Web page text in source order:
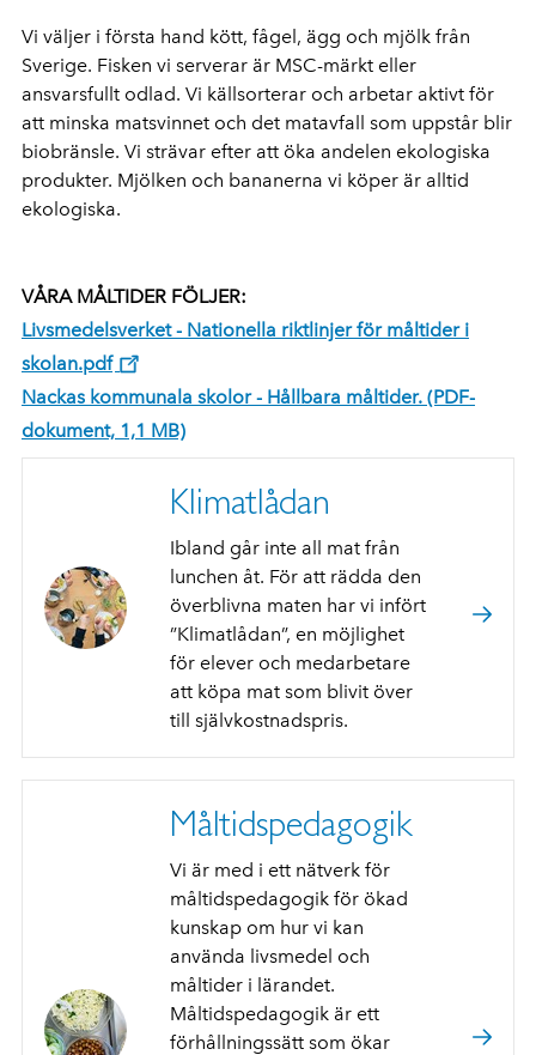
Vi väljer i första hand kött, fågel, ägg och mjölk från
Sverige. Fisken vi serverar är MSC-märkt eller
ansvarsfullt odlad. Vi källsorterar och arbetar aktivt för
att minska matsvinnet och det matavfall som uppstår blir
biobränsle. Vi strävar efter att öka andelen ekologiska
produkter. Mjölken och bananerna vi köper är alltid
ekologiska.
VÅRA MÅLTIDER FÖLJER:
Livsmedelsverket - Nationella riktlinjer för måltider i
skolan.pdf
Nackas kommunala skolor - Hållbara måltider. (PDF-
dokument, 1,1 MB)
Klimatlådan
Ibland går inte all mat från
lunchen åt. För att rädda den
överblivna maten har vi infört
”Klimatlådan”, en möjlighet
för elever och medarbetare
att köpa mat som blivit över
till självkostnadspris.
Måltidspedagogik
Vi är med i ett nätverk för
måltidspedagogik för ökad
kunskap om hur vi kan
använda livsmedel och
måltider i lärandet.
Måltidspedagogik är ett
förhållningssätt som ökar